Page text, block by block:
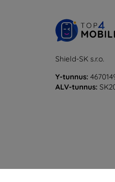
Shield-SK s.r.o.
Y-tunnus:
ALV-tunnus: